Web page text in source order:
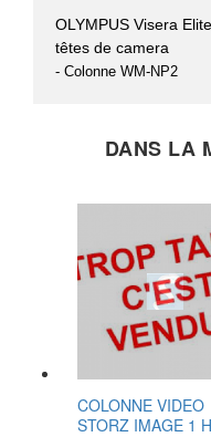
OLYMPUS Visera
têtes de camera
- Colonne WM-NP2
DANS LA
COLONNE VIDEO
STORZ IMAGE 1